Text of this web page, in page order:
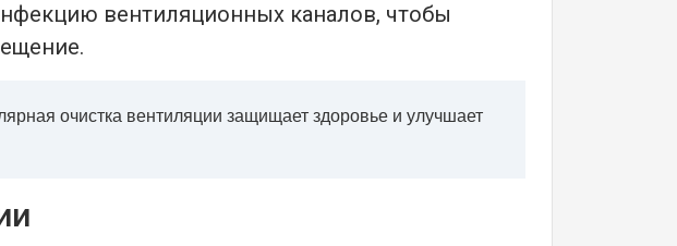
вентиляционных каналов, чтобы
очистка вентиляции защищает здоровье и улучшает